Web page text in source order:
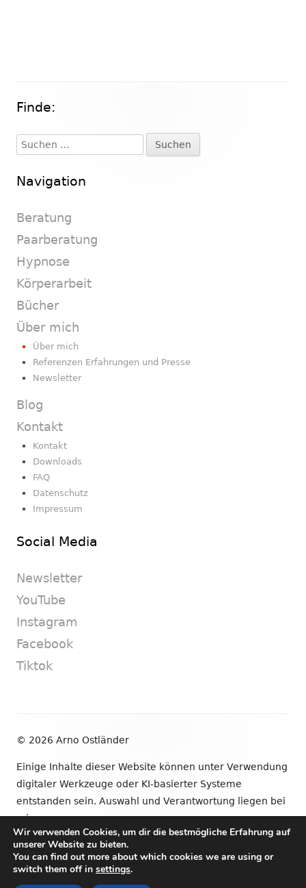
Haupt-
Seitenleiste
Finde:
Suchen
nach:
Navigation
Beratung
Paarberatung
Hypnose
Körperarbeit
Bücher
Über mich
Über mich
Referenzen Erfahrungen und Presse
Newsletter
Blog
Kontakt
Kontakt
Downloads
FAQ
Datenschutz
Impressum
Social Media
Newsletter
YouTube
Instagram
Facebook
Tiktok
© 2026 Arno Ostländer
Einige Inhalte dieser Website können unter Verwendung
digitaler Werkzeuge oder KI-basierter Systeme
entstanden sein. Auswahl und Verantwortung liegen bei
mir.
•VerwendetTiny Framework
Wir verwenden Cookies, um dir die bestmögliche Erfahrung auf
unserer Website zu bieten.
You can find out more about which cookies we are using or
switch them off in settings.